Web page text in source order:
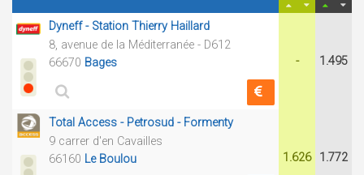
Dyneff - Station Thierry Haillard
8, avenue de la Méditerranée - D612
66670 Bages - 1.495
Total Access - Petrosud - Formenty
9 carrer d'en Cavailles
66160 Le Boulou 1.626 1.772